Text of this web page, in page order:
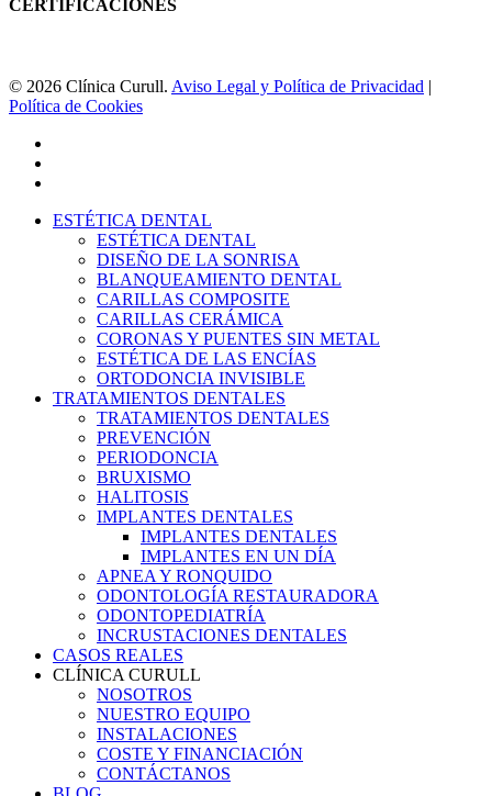
CERTIFICACIONES
© 2026 Clínica Curull. Aviso Legal y Política de Privacidad |
Política de Cookies
Close
ESTÉTICA DENTAL
ESTÉTICA DENTAL
DISEÑO DE LA SONRISA
BLANQUEAMIENTO DENTAL
CARILLAS COMPOSITE
CARILLAS CERÁMICA
CORONAS Y PUENTES SIN METAL
ESTÉTICA DE LAS ENCÍAS
ORTODONCIA INVISIBLE
TRATAMIENTOS DENTALES
TRATAMIENTOS DENTALES
PREVENCIÓN
PERIODONCIA
BRUXISMO
HALITOSIS
IMPLANTES DENTALES
IMPLANTES DENTALES
IMPLANTES EN UN DÍA
APNEA Y RONQUIDO
ODONTOLOGÍA RESTAURADORA
ODONTOPEDIATRÍA
INCRUSTACIONES DENTALES
CASOS REALES
CLÍNICA CURULL
NOSOTROS
NUESTRO EQUIPO
INSTALACIONES
COSTE Y FINANCIACIÓN
CONTÁCTANOS